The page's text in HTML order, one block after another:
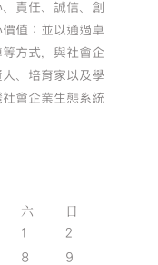
責任、誠信、創
值；並以通過卓
方式，與社會企
、培育家以及學
會企業生態系統
六 日
1
2
8
9